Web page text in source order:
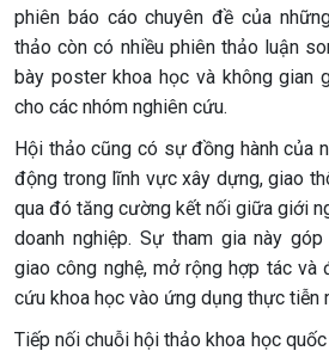
phiên báo cáo chuyên đề của
thảo còn có nhiều phiên thảo luận
bày poster khoa học và không gian
cho các nhóm nghiên cứu.
Hội thảo cũng có sự đồng hành của
động trong lĩnh vực xây dựng, giao
qua đó tăng cường kết nối giữa giới
doanh nghiệp. Sự tham gia này
giao công nghệ, mở rộng hợp tác và
cứu khoa học vào ứng dụng thực tiễn
Tiếp nối chuỗi hội thảo khoa học